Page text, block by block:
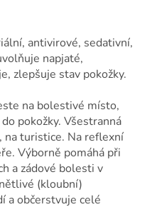
antivirové, sedativní,
napjaté,
zlepšuje stav pokožky.
na bolestivé místo,
pokožky. Všestranná
na turistice. Na reflexní
Výborně pomáhá při
a zádové bolesti v
(kloubní)
a občerstvuje celé